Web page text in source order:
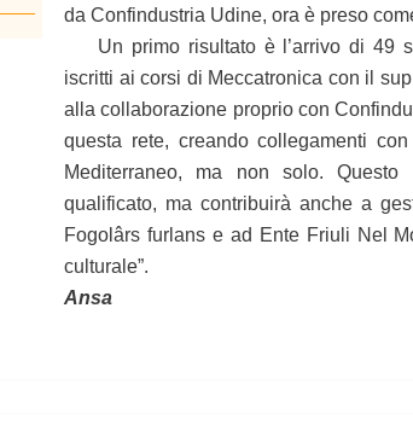
da Confindustria Udine, ora è preso
Un primo risultato è l’arrivo di 49
iscritti ai corsi di Meccatronica con il
alla collaborazione proprio con
questa rete, creando collegamenti
Mediterraneo, ma non solo.
qualificato, ma contribuirà anche a
Fogolârs furlans e ad Ente Friuli Nel
culturale”.
Ansa